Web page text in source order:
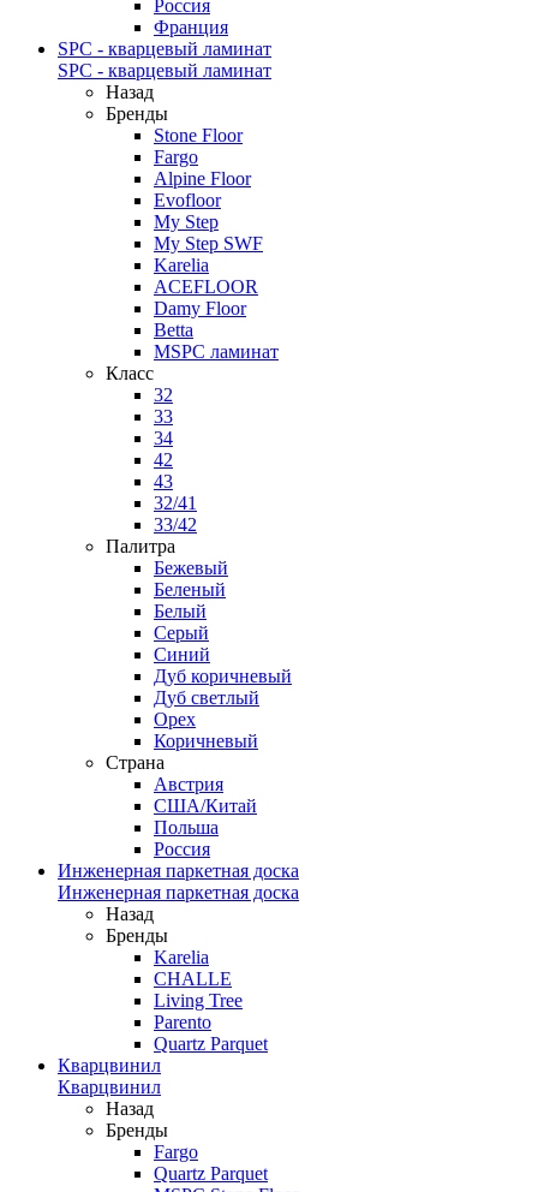
Россия
Франция
SPC - кварцевый ламинат
SPC - кварцевый ламинат
Назад
Бренды
Stone Floor
Fargo
Alpine Floor
Evofloor
My Step
My Step SWF
Karelia
ACEFLOOR
Damy Floor
Betta
MSPC ламинат
Класс
32
33
34
42
43
32/41
33/42
Палитра
Бежевый
Беленый
Белый
Серый
Синий
Дуб коричневый
Дуб светлый
Орех
Коричневый
Страна
Австрия
США/Китай
Польша
Россия
Инженерная паркетная доска
Инженерная паркетная доска
Назад
Бренды
Karelia
CHALLE
Living Tree
Parento
Quartz Parquet
Кварцвинил
Кварцвинил
Назад
Бренды
Fargo
Quartz Parquet